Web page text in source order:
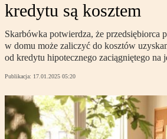
kredytu są kosztem
Skarbówka potwierdza, że przedsiębiorca
w domu może zaliczyć do kosztów
od kredytu hipotecznego zaciągniętego na
Publikacja: 17.01.2025 05:20